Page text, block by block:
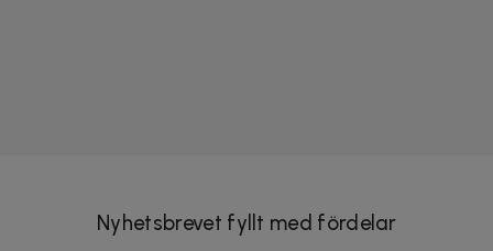
Nyhetsbrevet fyllt med fördelar